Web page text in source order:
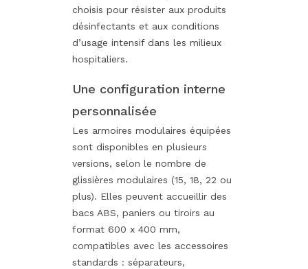
choisis pour résister aux produits
désinfectants et aux conditions
d’usage intensif dans les milieux
hospitaliers.
Une configuration interne
personnalisée
Les armoires modulaires équipées
sont disponibles en plusieurs
versions, selon le nombre de
glissières modulaires (15, 18, 22 ou
plus). Elles peuvent accueillir des
bacs ABS, paniers ou tiroirs au
format 600 x 400 mm,
compatibles avec les accessoires
standards : séparateurs,